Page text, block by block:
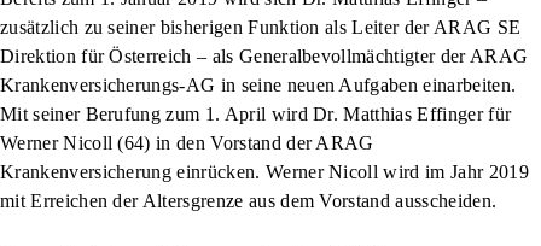
zusätzlich zu seiner bisherigen Funktion als Leiter der ARAG SE
Direktion für Österreich – als Generalbevollmächtigter der ARAG
Krankenversicherungs-AG in seine neuen Aufgaben einarbeiten.
Mit seiner Berufung zum 1. April wird Dr. Matthias Effinger für
Werner Nicoll (64) in den Vorstand der ARAG
Krankenversicherung einrücken. Werner Nicoll wird im Jahr 2019
mit Erreichen der Altersgrenze aus dem Vorstand ausscheiden.